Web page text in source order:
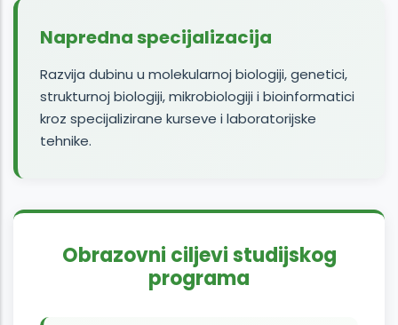
Napredna specijalizacija
Razvija dubinu u molekularnoj biologiji, genetici,
strukturnoj biologiji, mikrobiologiji i bioinformatici
kroz specijalizirane kurseve i laboratorijske
tehnike.
Obrazovni ciljevi studijskog
programa